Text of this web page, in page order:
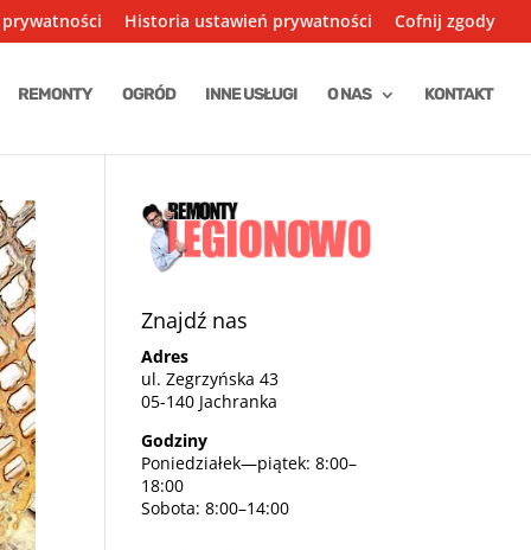
Historia ustawień prywatności Cofnij zgody
REMONTY OGRÓD INNE USŁUGI O NAS KONTAKT
Znajdź nas
Adres
ul. Zegrzyńska 43
05-140 Jachranka
Godziny
Poniedziałek—piątek: 8:00–
18:00
Sobota: 8:00–14:00